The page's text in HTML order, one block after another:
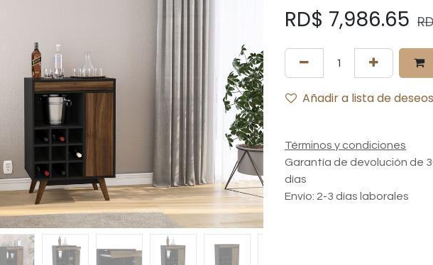
RD$ 7,986.65
Añadir a lista de deseos
Términos y condiciones
Garantía de devolución de
días
Envío: 2-3 días laborales